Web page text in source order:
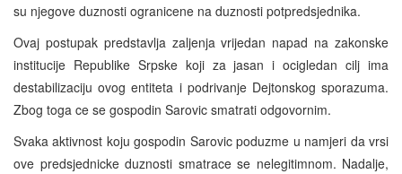
su njegove duznosti ogranicene na duznosti potpredsjednika.
Ovaj postupak predstavlja zaljenja vrijedan napad na zakonske
institucije Republike Srpske koji za jasan i ocigledan cilj ima
destabilizaciju ovog entiteta i podrivanje Dejtonskog sporazuma.
Zbog toga ce se gospodin Sarovic smatrati odgovornim.
Svaka aktivnost koju gospodin Sarovic poduzme u namjeri da vrsi
ove predsjednicke duznosti smatrace se nelegitimnom. Nadalje,